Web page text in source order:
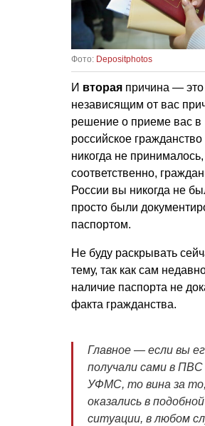
Фото: Depositphotos
И вторая причина — это
независящим от вас
решение о приеме вас в
российское
никогда не принималось,
соответственно,
России вы никогда не
просто были
паспортом.
Не буду раскрывать
тему, так как сам
наличие паспорта не
факта гражданства.
Главное — если вы
получали сами в ПВС
УФМС, то вина за
оказались в подобной
ситуации, в любом